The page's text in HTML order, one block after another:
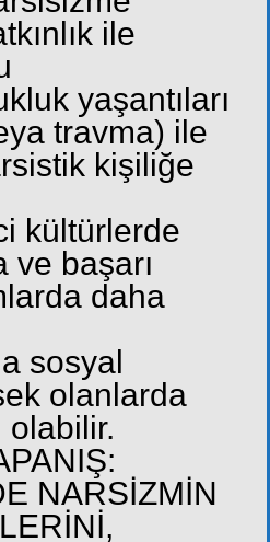
ile
yaşantıları
travma) ile
kişiliğe
kültürlerde
ve başarı
daha
sosyal
olanlarda
olabilir.
NARSİZMİN